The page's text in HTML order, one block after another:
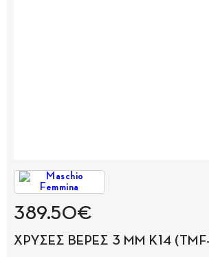
389.50€
ΧΡΥΣΕΣ ΒΕΡΕΣ 3 MM Κ14